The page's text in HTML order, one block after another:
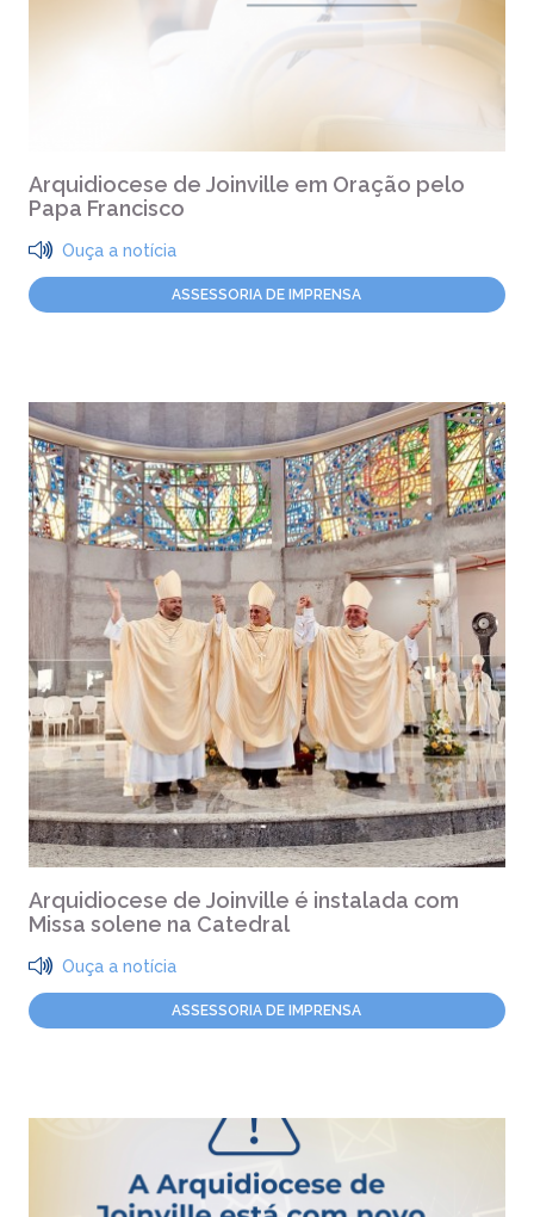
Arquidiocese de Joinville em Oração pelo
Papa Francisco
Ouça a notícia
ASSESSORIA DE IMPRENSA
Arquidiocese de Joinville é instalada com
Missa solene na Catedral
Ouça a notícia
ASSESSORIA DE IMPRENSA